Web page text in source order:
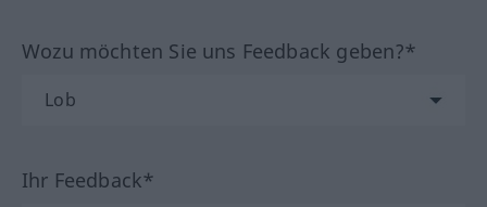
Wozu möchten Sie uns Feedback geben?*
Ihr Feedback*